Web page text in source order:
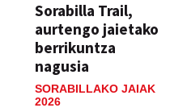
Sorabilla Trail,
aurtengo jaietako
berrikuntza
nagusia
SORABILLAKO JAIAK
2026